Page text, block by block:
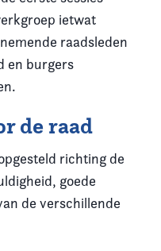
ietwat
raadsleden
en burgers
de raad
richting de
goede
de verschillende